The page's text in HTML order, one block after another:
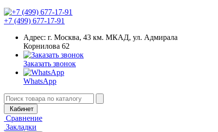
+7 (499) 677-17-91
Адрес: г. Москва, 43 км. МКАД, ул. Адмирала
Корнилова 62
Заказать звонок
WhatsApp
Кабинет
Сравнение
Закладки